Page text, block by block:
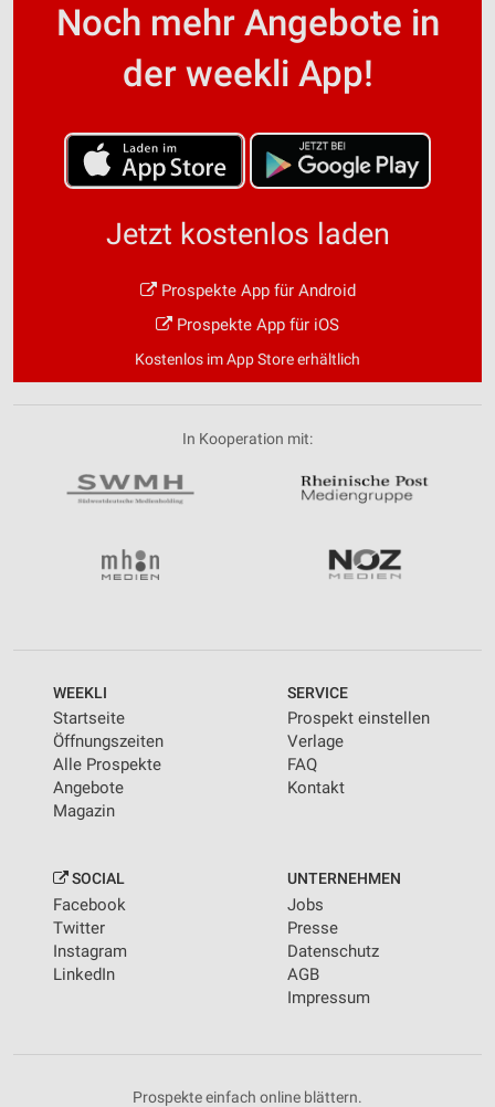
Noch mehr Angebote in
der weekli App!
Jetzt kostenlos laden
Prospekte App für Android
Prospekte App für iOS
Kostenlos im App Store erhältlich
In Kooperation mit:
WEEKLI
Startseite
Öffnungszeiten
Alle Prospekte
Angebote
Magazin
SERVICE
Prospekt einstellen
Verlage
FAQ
Kontakt
SOCIAL
Facebook
Twitter
Instagram
LinkedIn
UNTERNEHMEN
Jobs
Presse
Datenschutz
AGB
Impressum
Prospekte einfach online blättern.